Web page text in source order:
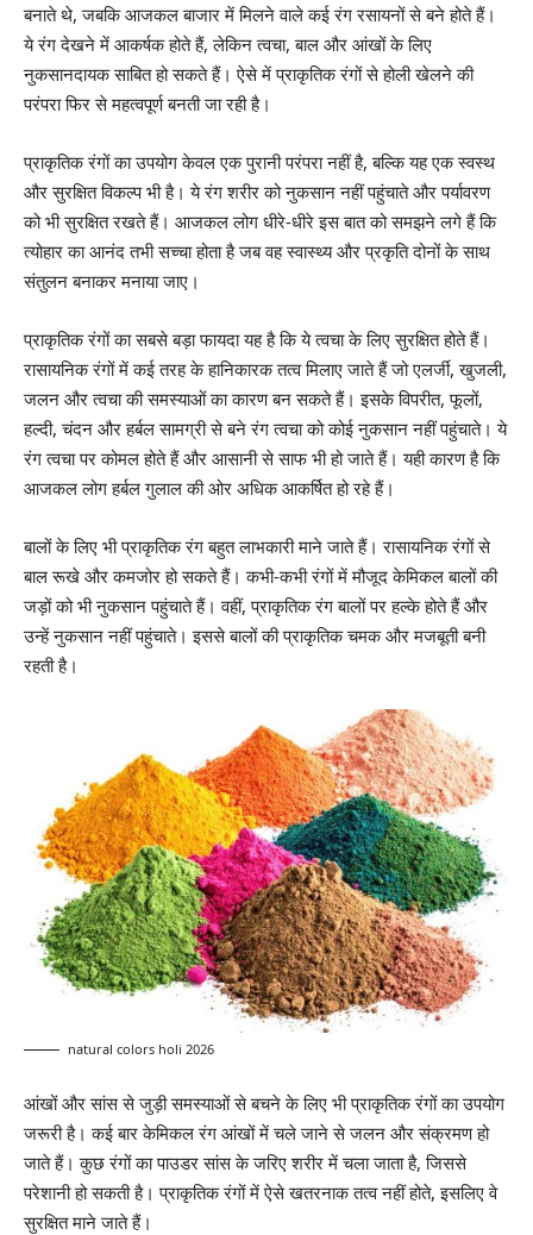
बनाते थे, जबकि आजकल बाजार में मिलने वाले कई रंग रसायनों से बने होते हैं।
ये रंग देखने में आकर्षक होते हैं, लेकिन त्वचा, बाल और आंखों के लिए
नुकसानदायक साबित हो सकते हैं। ऐसे में प्राकृतिक रंगों से होली खेलने की
परंपरा फिर से महत्वपूर्ण बनती जा रही है।
प्राकृतिक रंगों का उपयोग केवल एक पुरानी परंपरा नहीं है, बल्कि यह एक स्वस्थ
और सुरक्षित विकल्प भी है। ये रंग शरीर को नुकसान नहीं पहुंचाते और पर्यावरण
को भी सुरक्षित रखते हैं। आजकल लोग धीरे-धीरे इस बात को समझने लगे हैं कि
त्योहार का आनंद तभी सच्चा होता है जब वह स्वास्थ्य और प्रकृति दोनों के साथ
संतुलन बनाकर मनाया जाए।
प्राकृतिक रंगों का सबसे बड़ा फायदा यह है कि ये त्वचा के लिए सुरक्षित होते हैं।
रासायनिक रंगों में कई तरह के हानिकारक तत्व मिलाए जाते हैं जो एलर्जी, खुजली,
जलन और त्वचा की समस्याओं का कारण बन सकते हैं। इसके विपरीत, फूलों,
हल्दी, चंदन और हर्बल सामग्री से बने रंग त्वचा को कोई नुकसान नहीं पहुंचाते। ये
रंग त्वचा पर कोमल होते हैं और आसानी से साफ भी हो जाते हैं। यही कारण है कि
आजकल लोग हर्बल गुलाल की ओर अधिक आकर्षित हो रहे हैं।
बालों के लिए भी प्राकृतिक रंग बहुत लाभकारी माने जाते हैं। रासायनिक रंगों से
बाल रूखे और कमजोर हो सकते हैं। कभी-कभी रंगों में मौजूद केमिकल बालों की
जड़ों को भी नुकसान पहुंचाते हैं। वहीं, प्राकृतिक रंग बालों पर हल्के होते हैं और
उन्हें नुकसान नहीं पहुंचाते। इससे बालों की प्राकृतिक चमक और मजबूती बनी
रहती है।
natural colors holi 2026
आंखों और सांस से जुड़ी समस्याओं से बचने के लिए भी प्राकृतिक रंगों का उपयोग
जरूरी है। कई बार केमिकल रंग आंखों में चले जाने से जलन और संक्रमण हो
जाते हैं। कुछ रंगों का पाउडर सांस के जरिए शरीर में चला जाता है, जिससे
परेशानी हो सकती है। प्राकृतिक रंगों में ऐसे खतरनाक तत्व नहीं होते, इसलिए वे
सुरक्षित माने जाते हैं।